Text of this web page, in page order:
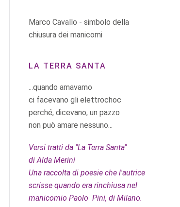
Marco Cavallo - simbolo della
chiusura dei manicomi
LA TERRA SANTA
...quando amavamo
ci facevano gli elettrochoc
perché, dicevano, un pazzo
non può amare nessuno...
Versi tratti da "La Terra Santa"
di Alda Merini
Una raccolta di poesie che l'autrice
scrisse quando era rinchiusa nel
manicomio Paolo Pini, di Milano.